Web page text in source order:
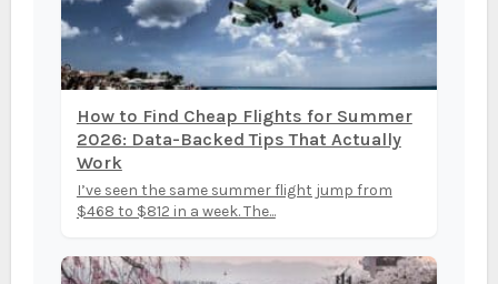
How to Find Cheap Flights for Summer
2026: Data-Backed Tips That Actually
Work
I’ve seen the same summer flight jump from
$468 to $812 in a week. The...